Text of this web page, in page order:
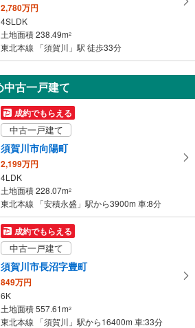
2,780万円
4SLDK
土地面積 238.49m2
東北本線 「須賀川」駅 徒歩33分
古一戸建て
成約でもらえる
中古一戸建て
須賀川市向陽町
2,199万円
4LDK
土地面積 228.07m2
東北本線 「安積永盛」駅から3900m 車:8分
成約でもらえる
中古一戸建て
須賀川市長沼字豊町
849万円
6K
土地面積 557.61m2
東北本線 「須賀川」駅から16400m 車:33分